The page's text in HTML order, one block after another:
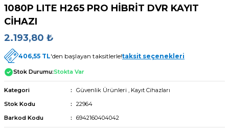
1080P LITE H265 PRO HİBRİT DVR KAYIT
CİHAZI
2.193,80 ₺
406,55 TL'den başlayan taksitlerle!taksit seçenekleri
Stok Durumu:Stokta Var
Kategori Güvenlik Ürünleri , Kayıt Cihazları
Stok Kodu
22964
Barkod Kodu
6942160404042